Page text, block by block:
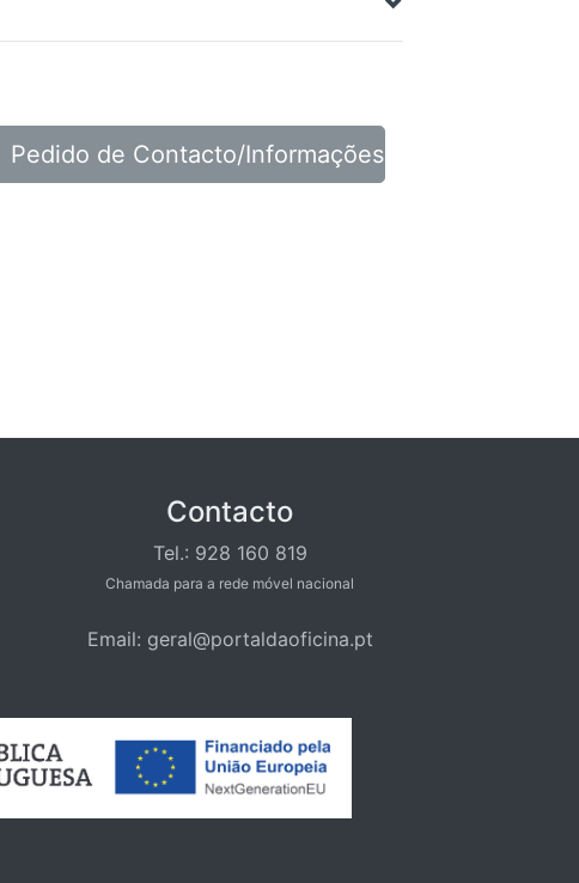
Pedido de Contacto/Informações
Contacto
Tel.: 928 160 819
Chamada para a rede móvel nacional
Email: geral@portaldaoficina.pt